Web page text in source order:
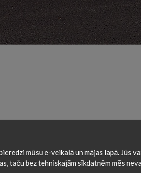
mūsu e-veikalā un mājas lapā. Jūs
taču bez tehniskajām sīkdatnēm mēs
powered by
css based on